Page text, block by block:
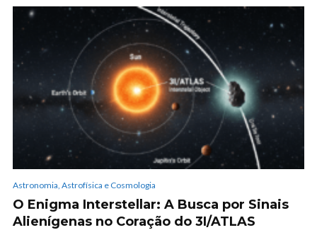
Astronomia, Astrofísica e Cosmologia
O Enigma Interstellar: A Busca por Sinais
Alienígenas no Coração do 3I/ATLAS